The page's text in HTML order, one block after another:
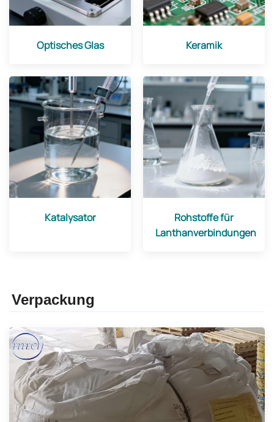
Optisches Glas Keramik
Katalysator
Rohstoffe für
Lanthanverbindungen
Verpackung